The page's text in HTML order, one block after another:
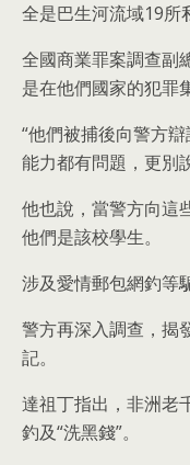
全是巴生河流域19所
全國商業罪案調查副
是在他們國家的犯罪
“他們被捕後向警方
能力都有問題，更別
他也說，當警方向這
他們是該校學生。
涉及愛情郵包網釣等
警方再深入調查，揭
記。
達祖丁指出，非洲老
釣及“洗黑錢”。